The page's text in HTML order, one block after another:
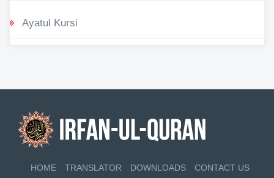
Ayatul Kursi
HOME TRANSLATOR DOWNLOADS CONTACT US